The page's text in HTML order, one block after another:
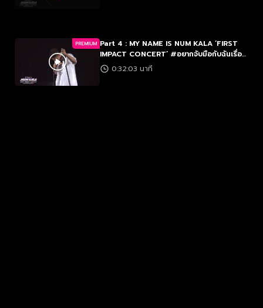
PREMIUM Part 4 : MY NAME IS NUM KALA ‘FIRST
IMPACT CONCERT’ #อยากจับมือกับฉันเรื่อย
ไปรึเปล่า
0:32:03 นาที